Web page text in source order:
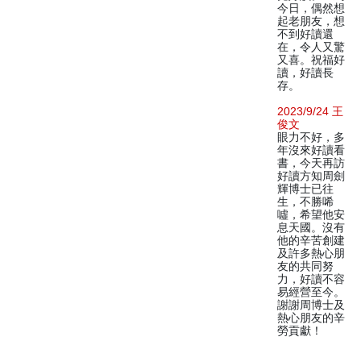
今日，偶然想
起老朋友，想
不到好讀還
在，令人又驚
又喜。祝福好
讀，好讀長
存。
2023/9/24 王
俊文
眼力不好，多
年沒來好讀看
書，今天再訪
好讀方知周劍
輝博士已往
生，不勝唏
噓，希望他安
息天國。沒有
他的辛苦創建
及許多熱心朋
友的共同努
力，好讀不容
易經營至今。
謝謝周博士及
熱心朋友的辛
勞貢獻！